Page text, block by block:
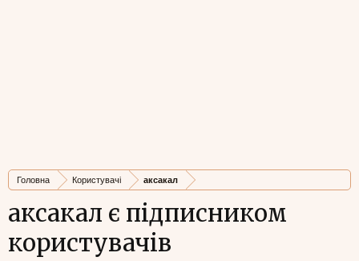
Головна Користувачі аксакал
аксакал є підписником
користувачів